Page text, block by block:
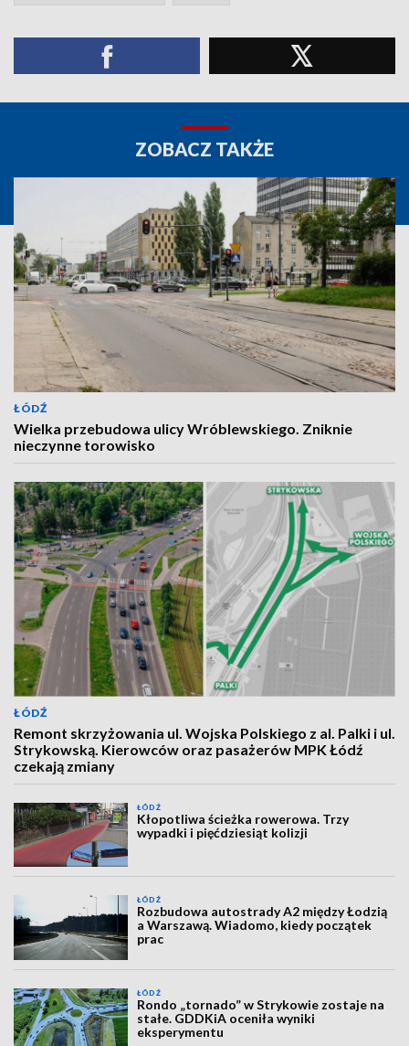
ZOBACZ TAKŻE
ŁÓDŹ
Wielka przebudowa ulicy Wróblewskiego. Zniknie
nieczynne torowisko
ŁÓDŹ
Remont skrzyżowania ul. Wojska Polskiego z al. Palki i ul.
Strykowską. Kierowców oraz pasażerów MPK Łódź
czekają zmiany
ŁÓDŹ
Kłopotliwa ścieżka rowerowa. Trzy
wypadki i pięćdziesiąt kolizji
ŁÓDŹ
Rozbudowa autostrady A2 między Łodzią
a Warszawą. Wiadomo, kiedy początek
prac
ŁÓDŹ
Rondo „tornado” w Strykowie zostaje na
stałe. GDDKiA oceniła wyniki
eksperymentu